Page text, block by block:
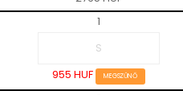
1
955 HUF MEGSZŰNŐ